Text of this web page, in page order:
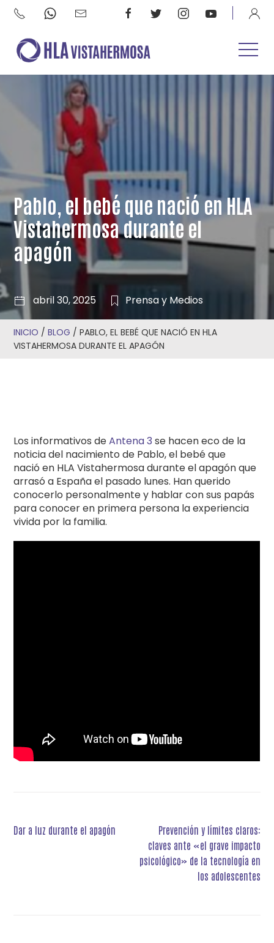
Pablo, el bebé que nació en HLA
Vistahermosa durante el
apagón
abril 30, 2025 Prensa y Medios
INICIO /BLOG /PABLO, EL BEBÉ QUE NACIÓ EN HLA
VISTAHERMOSA DURANTE EL APAGÓN
Los informativos deAntena 3 se hacen eco de la
noticia del nacimiento de Pablo, el bebé que
nació en HLA Vistahermosa durante el apagón que
arrasó a España el pasado lunes. Han querido
conocerlo personalmente y hablar con sus papás
para conocer en primera persona la experiencia
vivida por la familia.
Navegación
Dar a luz durante el apagón
Prevención y límites claros:
claves ante «el grave impacto
psicológico» de la tecnología en
los adolescentes